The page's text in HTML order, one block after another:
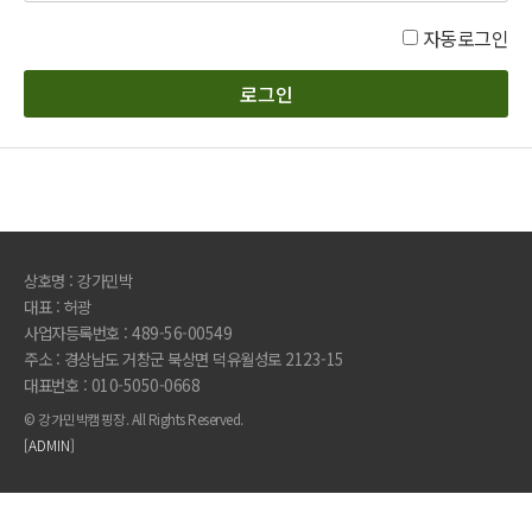
자동로그인
상호명 : 강가민박
대표 : 허광
사업자등록번호 : 489-56-00549
주소 : 경상남도 거창군 북상면 덕유월성로 2123-15
대표번호 : 010-5050-0668
© 강가민박캠핑장. All Rights Reserved.
[ADMIN]